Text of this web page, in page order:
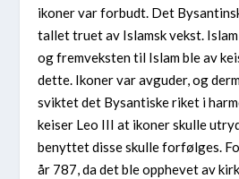
ikoner var forbudt. Det
tallet truet av Islamsk vekst.
og fremveksten til Islam ble av
dette. Ikoner var avguder, og
sviktet det Bysantiske riket i
keiser Leo III at ikoner skulle
benyttet disse skulle forfølges.
år 787, da det ble opphevet av